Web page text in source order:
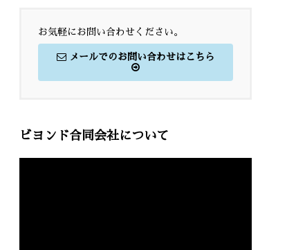
お気軽にお問い合わせください。
メールでのお問い合わせはこちら
ビヨンド合同会社について